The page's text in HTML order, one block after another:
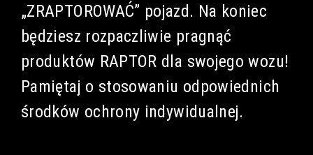
„ZRAPTOROWAĆ” pojazd. Na koniec
będziesz rozpaczliwie pragnąć
produktów RAPTOR dla swojego wozu!
Pamiętaj o stosowaniu odpowiednich
środków ochrony indywidualnej.